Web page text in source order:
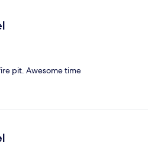
pit. Awesome time